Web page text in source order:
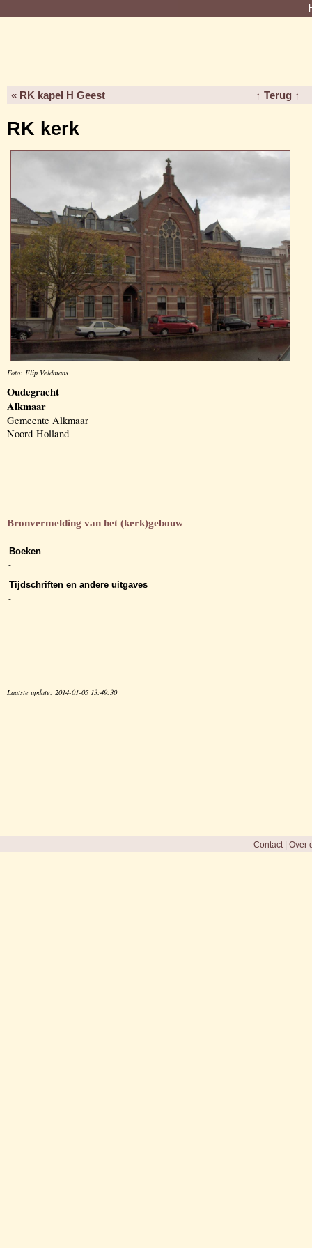
« RK kapel H Geest ↑ Terug ↑
RK kerk
Foto: Flip Veldmans
Oudegracht
Alkmaar
Gemeente Alkmaar
Noord-Holland
Bronvermelding van het (kerk)gebouw
Boeken
-
Tijdschriften en andere uitgaves
-
Laatste update: 2014-01-05 13:49:30
Contact| Over